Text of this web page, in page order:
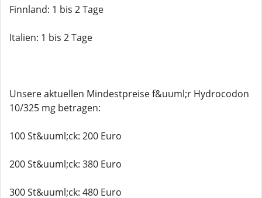
Finnland: 1 bis 2 Tage
Italien: 1 bis 2 Tage
Unsere aktuellen Mindestpreise f&uuml;r Hydrocodon
10/325 mg betragen:
100 St&uuml;ck: 200 Euro
200 St&uuml;ck: 380 Euro
300 St&uuml;ck: 480 Euro